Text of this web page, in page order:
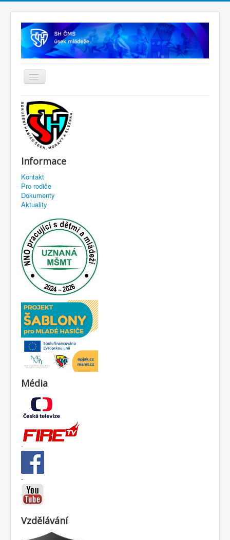
Informace
Kontakt
Pro rodiče
Dokumenty
Aktuality
Média
-
-
Vzdělávání